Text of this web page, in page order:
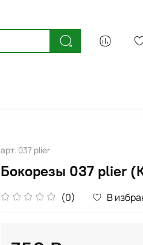
арт. 037 plier
Бокорезы 037 plier
(0) В